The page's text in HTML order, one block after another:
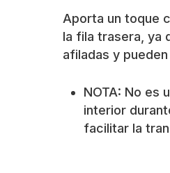
Aporta un toque
la fila trasera, ya
afiladas y
NOTA: No es
interior
facilitar la